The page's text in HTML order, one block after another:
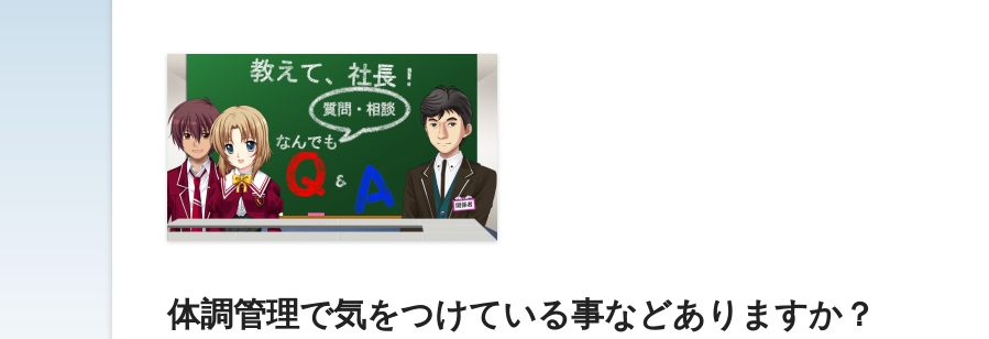
体調管理で気をつけている事などありますか？